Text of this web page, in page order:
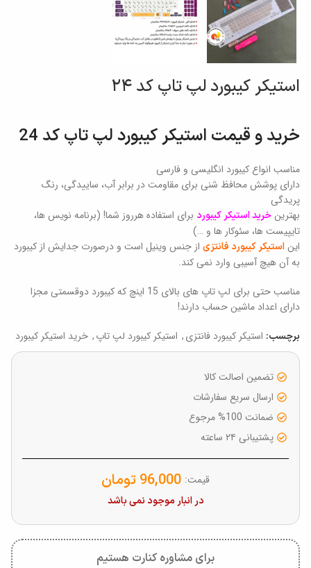
استیکر کیبورد لپ تاپ کد ۲۴
خرید و قیمت استیکر کیبورد لپ تاپ کد 24
مناسب انواع کیبورد انگلیسی و فارسی
دارای پوشش محافظ شنی برای مقاومت در برابر آب، ساییدگی، رنگ
پریدگی
بهترین خرید استیکر کیبورد برای استفاده هرروز شما! (برنامه نویس ها،
تایپیست ها، سئوکار ها و …)
این استیکر کیبورد فانتزی از جنس وینیل است و درصورت جدایش از کیبورد
به آن هیچ آسیبی وارد نمی کند.
مناسب حتی برای لپ تاپ های بالای 15 اینچ که کیبورد دوقسمتی مجزا
دارای اعداد ماشین حساب دارند!
برچسب: استیکر کیبورد فانتزی, استیکر کیبورد لپ تاپ, خرید استیکر کیبورد
تضمین اصالت کالا
ارسال سریع سفارشات
ضمانت 100% مرجوع
پشتیبانی ۲۴ ساعته
قیمت: 96,000 تومان
در انبار موجود نمی باشد
برای مشاوره کنارت هستیم